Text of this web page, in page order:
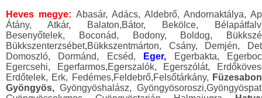
Heves megye: Abasár, Adács, Aldebrő, Andornaktálya,
Átány, Atkár, Balaton,Bátor, Bekölce,
Besenyőtelek, Boconád, Bodony, Boldog,
Bükkszenterzsébet,Bükkszentmárton, Csány, Demjén,
Domoszló, Dormánd, Ecséd,
Eger,
Egerbakta,
Egercsehi, Egerfarmos,Egerszalók, Egerszólát,
Erdőtelek, Erk, Fedémes,Feldebrő,Felsőtárkány,
Gyöngyös, Gyöngyöshalász,